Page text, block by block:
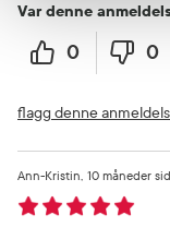
Var denne
0 0
flagg denne
10 måneder
Ann-Kristin